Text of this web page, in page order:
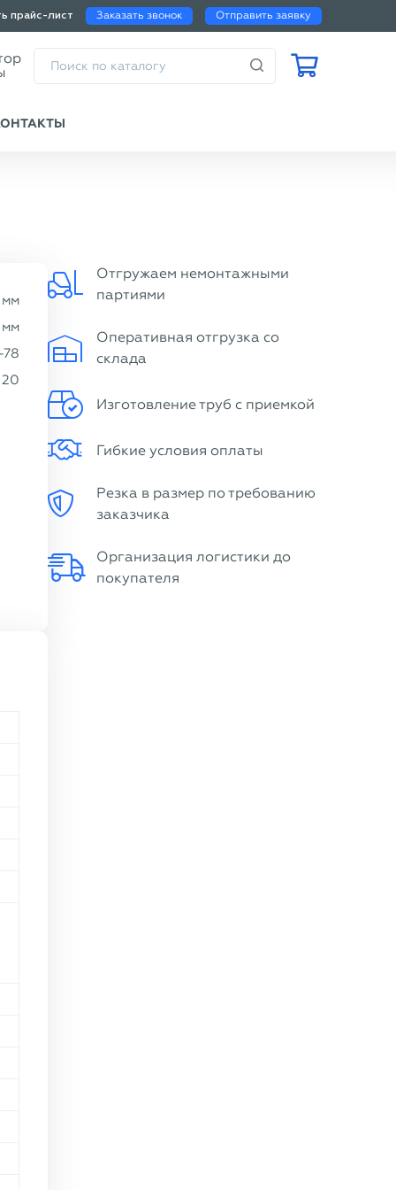
прайс-лист Заказать звонок Отправить заявку
Калькулятор
мм
мм
78
20
Отгружаем немонтажными
партиями
Оперативная отгрузка со
склада
Изготовление труб с приемкой
Гибкие условия оплаты
Резка в размер по требованию
заказчика
Организация логистики до
покупателя